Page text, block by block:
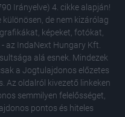
Irányelve) 4. cikke alapján!
de nem kizárólag
képeket, fotókat,
az IndaNext Hungary Kft.
alá esnek. Mindezek
a Jogtulajdonos előzetes
Az oldalról kivezető linkeken
semmilyen felelősséget,
pontos és hiteles